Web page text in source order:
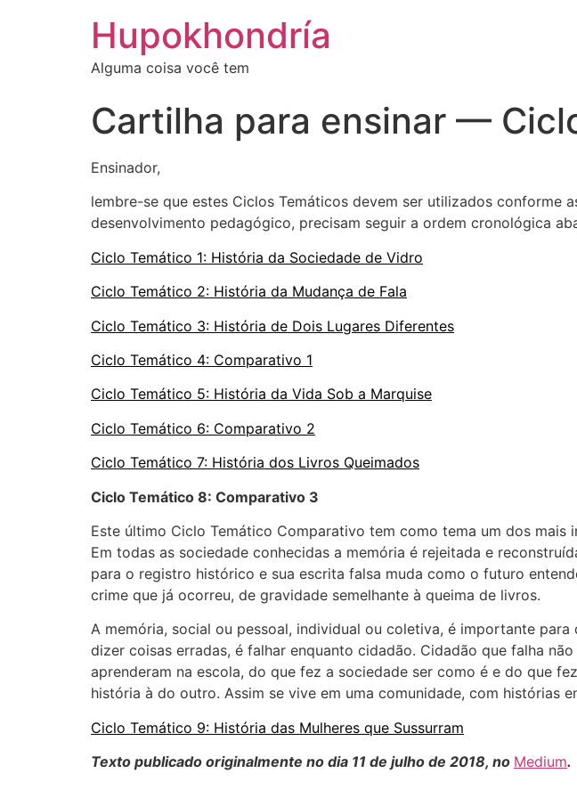
Hupokhondría
Alguma coisa você tem
Cartilha para ensinar —
Ensinador,
lembre-se que estes Ciclos Temáticos devem ser utilizados conforme
desenvolvimento pedagógico, precisam seguir a ordem cronológica
Ciclo Temático 1: História da Sociedade de Vidro
Ciclo Temático 2: História da Mudança de Fala
Ciclo Temático 3: História de Dois Lugares Diferentes
Ciclo Temático 4: Comparativo 1
Ciclo Temático 5: História da Vida Sob a Marquise
Ciclo Temático 6: Comparativo 2
Ciclo Temático 7: História dos Livros Queimados
Ciclo Temático 8: Comparativo 3
Este último Ciclo Temático Comparativo tem como tema um dos
Em todas as sociedade conhecidas a memória é rejeitada e
para o registro histórico e sua escrita falsa muda como o futuro
crime que já ocorreu, de gravidade semelhante à queima de livros.
A memória, social ou pessoal, individual ou coletiva, é importante
dizer coisas erradas, é falhar enquanto cidadão. Cidadão que falha
aprenderam na escola, do que fez a sociedade ser como é e do que
história à do outro. Assim se vive em uma comunidade, com histórias
Ciclo Temático 9: História das Mulheres que Sussurram
Texto publicado originalmente no dia 11 de julho de 2018, no Medium.